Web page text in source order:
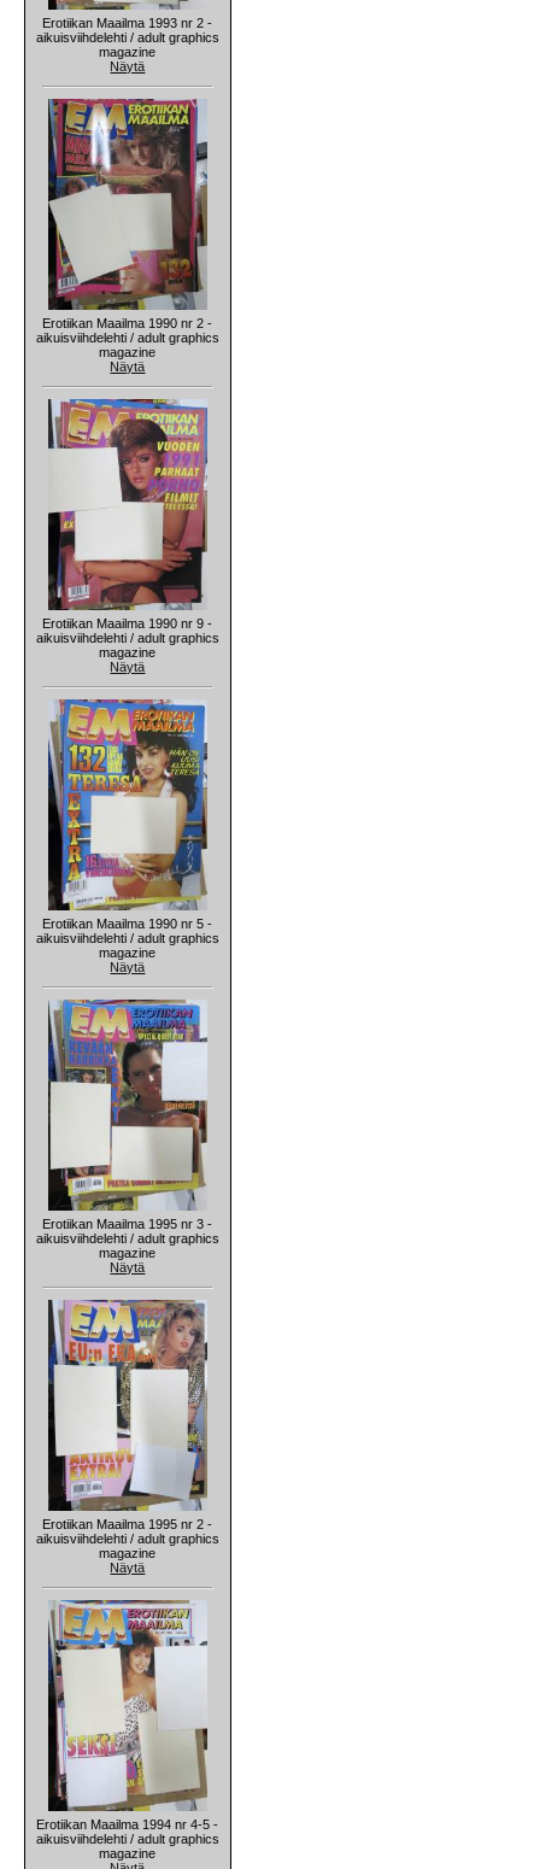
Erotiikan Maailma 1993 nr 2 -
aikuisviihdelehti / adult graphics
magazine
Näytä
Erotiikan Maailma 1990 nr 2 -
aikuisviihdelehti / adult graphics
magazine
Näytä
Erotiikan Maailma 1990 nr 9 -
aikuisviihdelehti / adult graphics
magazine
Näytä
Erotiikan Maailma 1990 nr 5 -
aikuisviihdelehti / adult graphics
magazine
Näytä
Erotiikan Maailma 1995 nr 3 -
aikuisviihdelehti / adult graphics
magazine
Näytä
Erotiikan Maailma 1995 nr 2 -
aikuisviihdelehti / adult graphics
magazine
Näytä
Erotiikan Maailma 1994 nr 4-5 -
aikuisviihdelehti / adult graphics
magazine